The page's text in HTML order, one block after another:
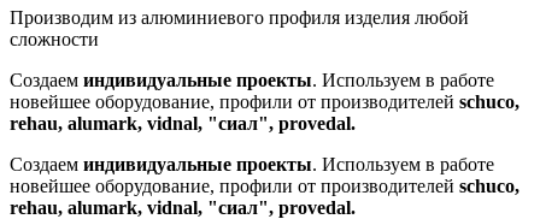
Производим из алюминиевого профиля изделия любой
сложности
Создаем индивидуальные проекты. Используем в работе
новейшее оборудование, профили от производителей schuco,
rehau, alumark, vidnal, "сиал", provedal.
Создаем индивидуальные проекты. Используем в работе
новейшее оборудование, профили от производителей schuco,
rehau, alumark, vidnal, "сиал", provedal.